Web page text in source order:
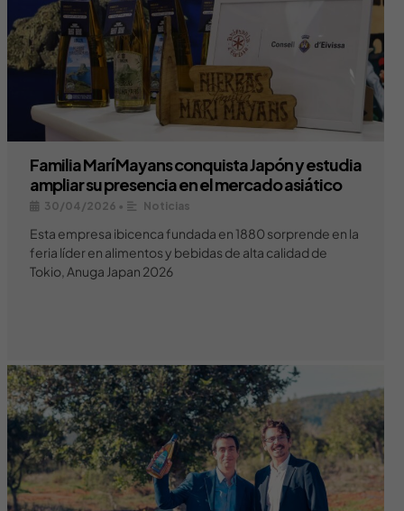
Familia Marí Mayans conquista Japón y estudia
ampliar su presencia en el mercado asiático
30/04/2026 • Noticias
Esta empresa ibicenca fundada en 1880 sorprende en la
feria líder en alimentos y bebidas de alta calidad de
Tokio, Anuga Japan 2026